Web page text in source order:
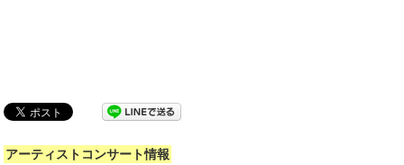
アーティストコンサート情報